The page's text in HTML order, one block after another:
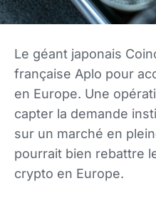
Le géant japonais
française Aplo pour
en Europe. Une
capter la demande
sur un marché en
pourrait bien rebattre
crypto en Europe.